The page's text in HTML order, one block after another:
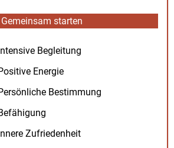
Gemein­sam starten
Begleitung
Energie
Bes­tim­mung
Zufrieden­heit